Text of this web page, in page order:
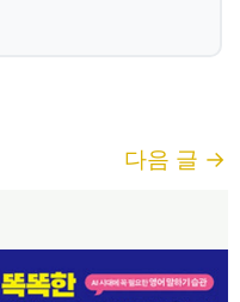
다음 글 →